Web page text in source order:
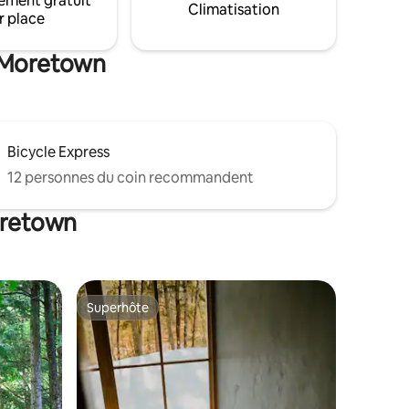
place
Climatisation
Bicycle Express
12 personnes du coin recommandent
plus aimésSuperhôte
Superhôte